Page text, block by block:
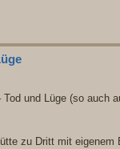
und Lüge (so auch
zu Dritt mit